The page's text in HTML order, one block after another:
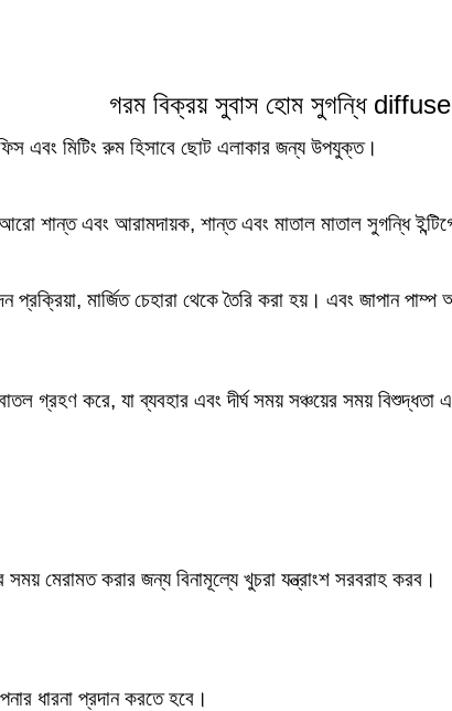
গরম বিক্রয় সুবাস হোম সুগন্ধি
এবং মিটিং রুম হিসাবে ছোট এলাকার জন্য উপযুক্ত।
শান্ত এবং আরামদায়ক, শান্ত এবং মাতাল মাতাল সুগন্ধি
মার্জিত চেহারা থেকে তৈরি করা হয়। এবং জাপান পাম্প
গ্রহণ করে, যা ব্যবহার এবং দীর্ঘ সময় সঞ্চয়ের সময় বিশুদ্ধতা
মেরামত করার জন্য বিনামূল্যে খুচরা যন্ত্রাংশ সরবরাহ করব।
ধারনা প্রদান করতে হবে।